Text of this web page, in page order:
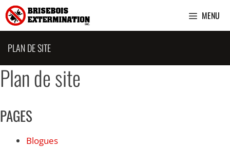
Aller
au
contenu
MENU
PLAN DE SITE
Plan de site
PAGES
Blogues